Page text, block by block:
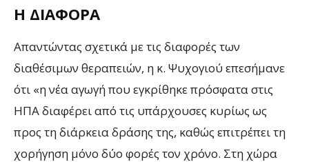
Η ΔΙΑΦΟΡΆ
Απαντώντας σχετικά με τις διαφορές των
διαθέσιμων θεραπειών, η κ. Ψυχογιού επεσήμανε
ότι «η νέα αγωγή που εγκρίθηκε πρόσφατα στις
ΗΠΑ διαφέρει από τις υπάρχουσες κυρίως ως
προς τη διάρκεια δράσης της, καθώς επιτρέπει τη
χορήγηση μόνο δύο φορές τον χρόνο. Στη χώρα